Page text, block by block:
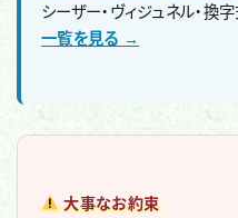
シーザー・ヴィジュネル・換
一覧を見る →
大事なお約束